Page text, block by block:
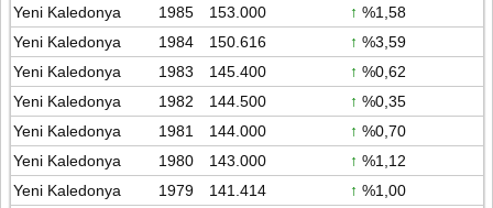
Yeni Kaledonya
1985 153.000 ↑ %1,58
Yeni Kaledonya
1984 150.616 ↑ %3,59
Yeni Kaledonya
1983 145.400 ↑ %0,62
Yeni Kaledonya
1982 144.500 ↑ %0,35
Yeni Kaledonya
1981 144.000 ↑ %0,70
Yeni Kaledonya
1980 143.000 ↑ %1,12
Yeni Kaledonya
1979 141.414 ↑ %1,00